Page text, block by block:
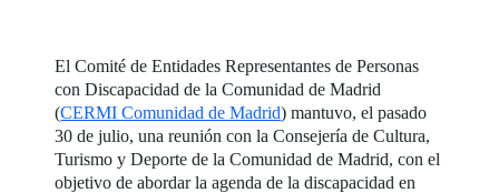
El Comité de Entidades Representantes de Personas
con Discapacidad de la Comunidad de Madrid
(CERMI Comunidad de Madrid) mantuvo, el pasado
30 de julio, una reunión con la Consejería de Cultura,
Turismo y Deporte de la Comunidad de Madrid, con el
objetivo de abordar la agenda de la discapacidad en